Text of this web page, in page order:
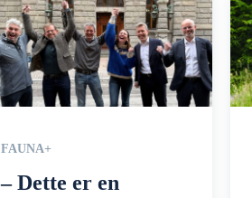
FAUNA+
– Dette er en